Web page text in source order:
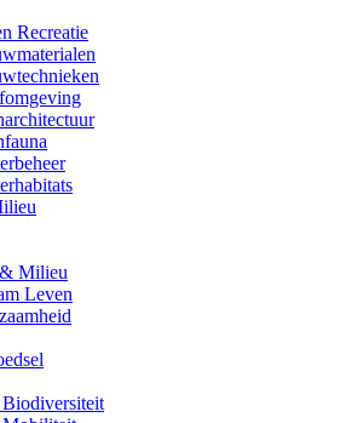
Recreatie
Milieu
Leven
Biodiversiteit